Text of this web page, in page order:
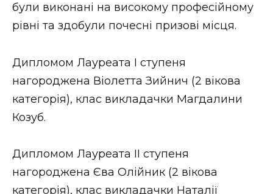
НОВИНИ ЗАХІДНОЇ УКРАЇНИ
ФОТО
ВІДЕО
були виконані на високому професійному
рівні та здобули почесні призові місця.
Дипломом Лауреата І ступеня
нагороджена Віолетта Зийнич (2 вікова
категорія), клас викладачки Магдалини
Козуб.
Дипломом Лауреата ІІ ступеня
нагороджена Єва Олійник (2 вікова
категорія), клас викладачки Наталії